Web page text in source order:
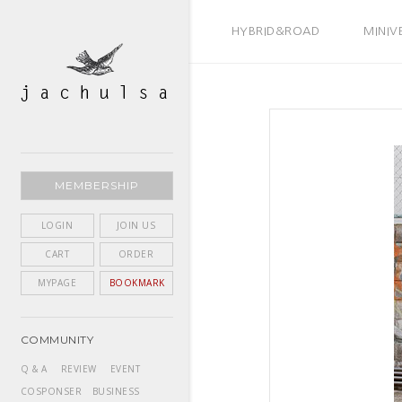
HYBRID&ROAD
MEMBERSHIP
LOGIN JOIN US
CART ORDER
MYPAGE BOOKMARK
COMMUNITY
Q & A REVIEW
EVENT
COSPONSER
BUSINESS